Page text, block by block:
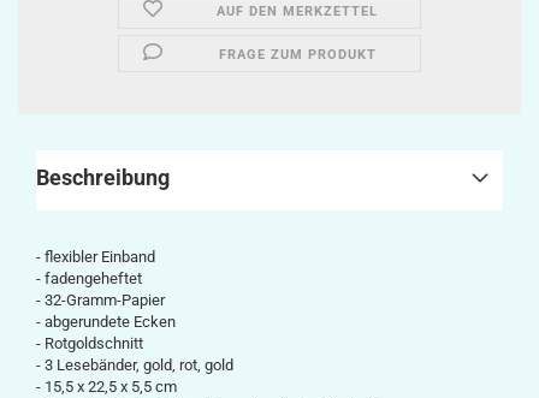
AUF DEN MERKZETTEL
FRAGE ZUM PRODUKT
Beschreibung
- flexibler Einband
- fadengeheftet
- 32-Gramm-Papier
- abgerundete Ecken
- Rotgoldschnitt
- 3 Lesebänder, gold, rot, gold
- 15,5 x 22,5 x 5,5 cm